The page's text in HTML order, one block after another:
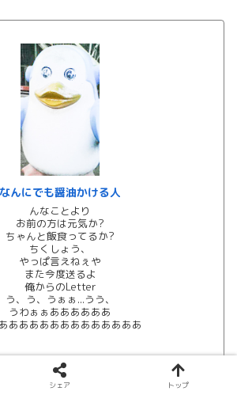
なんにでも醤油かける人
んなことより
お前の方は元気か?
ちゃんと飯食ってるか?
ちくしょう、
やっぱ言えねぇや
また今度送るよ
俺からのLetter
う、う、うぁぁ...うう、
うわぁぁああああああ
あああああああああああああ
シェア トップ